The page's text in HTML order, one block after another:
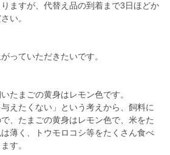
ますが、代替え品の到着まで3日ほどか
い。
っていただきたいです。
たまごの黄身はレモン色です。
与えたくない」という考えから、飼料に
、たまごの黄身はレモン色で、米をた
薄く、トウモロコシ等をたくさん食べ
す。